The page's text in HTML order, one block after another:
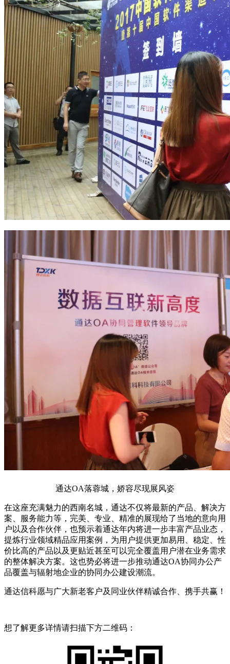
通达OA落蓉城，娇容尽现展风姿
在这座充满魅力的西南名城，通达不仅将最新的产品、解决方
案、服务能力等，完美、专业、精准的展现给了当地的意向用
户以及合作伙伴，也预示着通达年内将进一步丰富产品业态，
提炼行业领域精品应用案例，为用户提供更加易用、稳定、性
价比高的产品以及更贴近甚至可以完全覆盖用户潜在业务需求
的整体解决方案。这也势必将进一步推动通达OA协同办公产
品覆盖与辐射地企业的协同办公建设潮流。
通达信科愿与广大新老客户及同业伙伴精诚合作、携手共赢！
想了解更多详情请扫描下方二维码：